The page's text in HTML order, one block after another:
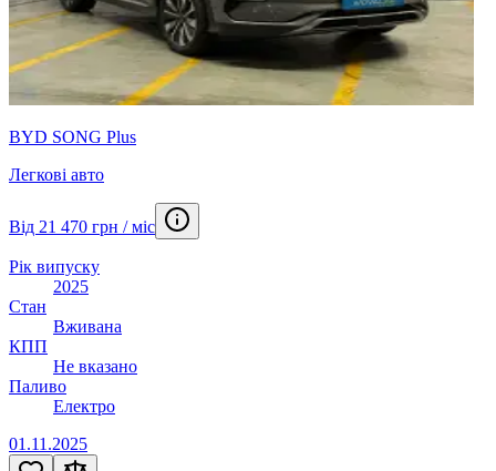
BYD SONG Plus
Легкові авто
Від 21 470 грн / міс
Рік випуску
2025
Стан
Вживана
КПП
Не вказано
Паливо
Електро
01.11.2025